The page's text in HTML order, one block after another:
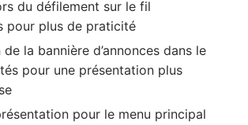
du défilement sur le fil
pour plus de praticité
la bannière d’annonces dans le
pour une présentation plus
pour le menu principal